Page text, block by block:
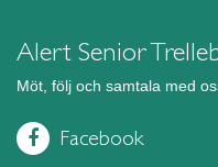
Alert Senior
Möt, följ och samtala med
Facebook